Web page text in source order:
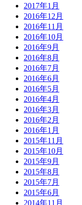
2017年1月
2016年12月
2016年11月
2016年10月
2016年9月
2016年8月
2016年7月
2016年6月
2016年5月
2016年4月
2016年3月
2016年2月
2016年1月
2015年11月
2015年10月
2015年9月
2015年8月
2015年7月
2015年6月
2014年11月